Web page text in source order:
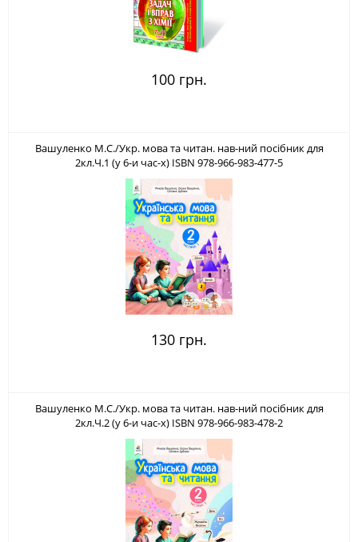
100 грн.
Вашуленко М.С./Укр. мова та читан. нав-ний посібник для
2кл.Ч.1 (у 6-и час-х) ISBN 978-966-983-477-5
130 грн.
Вашуленко М.С./Укр. мова та читан. нав-ний посібник для
2кл.Ч.2 (у 6-и час-х) ISBN 978-966-983-478-2